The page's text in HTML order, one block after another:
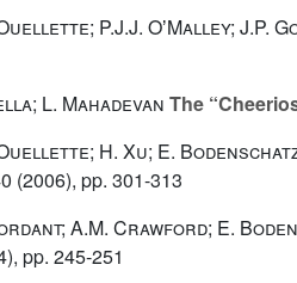
P.J.J. OʼMalley; J.P.
L. Mahadevan The
H. Xu; E.
(2006), pp. 301-313
A.M. Crawford; E.
pp. 245-251